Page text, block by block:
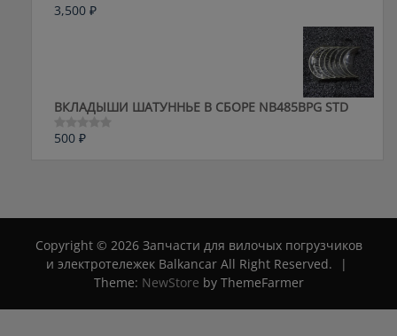
Оценка
3,500 ₽
ВКЛАДЫШИ ШАТУННЬЕ В СБОРЕ NB485BPG STD
Оценка
500 ₽
Copyright © 2026 Запчасти для вилочых погрузчиков
и электротележек Balkancar All Right Reserved.
|
Theme: NewStore by ThemeFarmer